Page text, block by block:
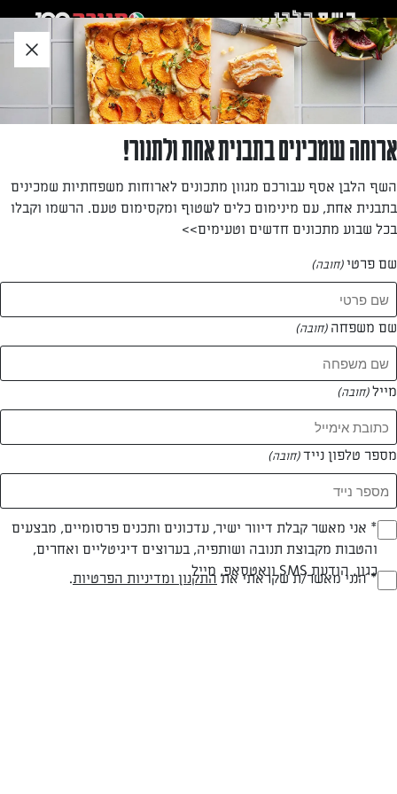
לאזור
תוכן
תחתון
שגית בר-אור
—
המתכונים של שגית בר-אור
0 מתכונים
המאמרים של שגית בר-אור
0 מאמרים
ארוחה שמכינים בתבנית אחת ולתנור!
השף הלבן אסף עבורכם מגוון מתכונים לארוחות משפחתיות שמכינים
בתבנית אחת, עם מינימום כלים לשטוף ומקסימום טעם. הרשמו וקבלו
בכל שבוע מתכונים חדשים וטעימים>>
שם פרטי(חובה)
שם משפחה (חובה)
מייל(חובה)
מספר טלפון נייד(חובה)
(חובה)* אני מאשר קבלת דיוור ישיר, עדכונים ותכנים פרסומיים, מבצעים
והטבות מקבוצת תנובה ושותפיה, בערוצים דיגיטליים ואחרים,
כגון, הודעת SMS וואטסאפ, מייל(חובה)* הנני מאשר/ת שקראתי את התקנון ומדיניות הפרטיות.